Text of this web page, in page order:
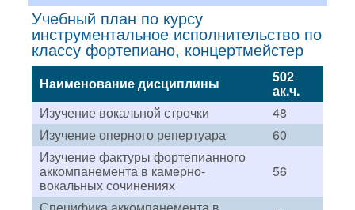
Учебный план по курсу
инструментальное исполнительство по
классу фортепиано, концертмейстер
Наименование дисциплины 502
ак.ч.
Изучение вокальной строчки
48
Изучение оперного репертуара
60
Изучение фактуры фортепианного
аккомпанемента в камерно-
вокальных сочинениях
56